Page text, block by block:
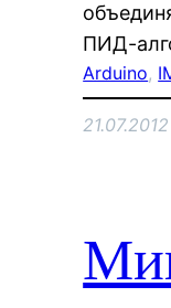
ПИД-
Arduino,